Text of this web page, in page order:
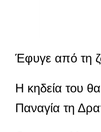
Έφυγε από τη
Η κηδεία του
Παναγία τη